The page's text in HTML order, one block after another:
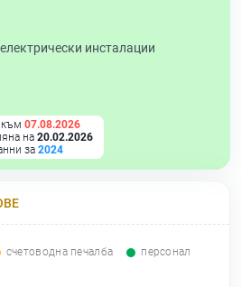
инсталации
към 07.08.2026
на 20.02.2026
за 2024
счетоводна печалба персонал